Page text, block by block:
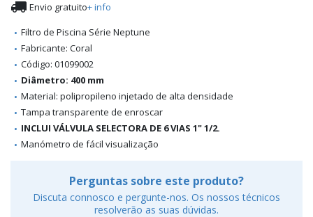
 Envio gratuito+ info
Filtro de Piscina Série Neptune
Fabricante: Coral
Código: 01099002
Diâmetro: 400 mm
Material: polipropileno injetado de alta densidade
Tampa transparente de enroscar
INCLUI VÁLVULA SELECTORA DE 6 VIAS 1" 1/2.
Manómetro de fácil visualização
Perguntas sobre este produto?
Discuta connosco e pergunte-nos. Os nossos técnicos
resolverão as suas dúvidas.